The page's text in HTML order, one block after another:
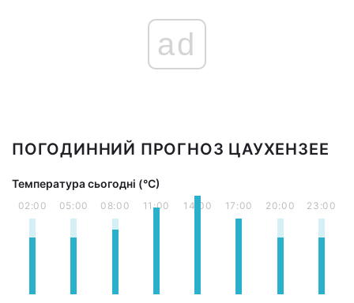
ad
ПОГОДИННИЙ ПРОГНОЗ ЦАУХЕНЗЕЕ
Температура сьогодні (°С)
02:00 05:00 08:00 11:00 14:00 17:00 20:00 23:00